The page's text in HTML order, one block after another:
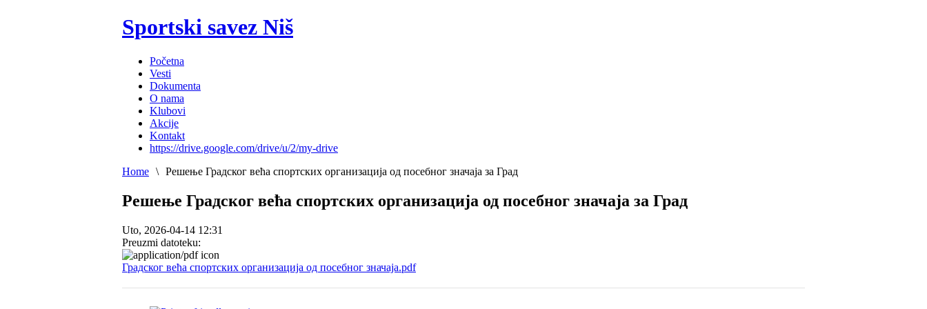
Sportski savez Niš
Početna
Vesti
Dokumenta
O nama
Klubovi
Akcije
Kontakt
https://drive.google.com/drive/u/2/my-drive
Home \ Решење Градског већа спортских организација од посебног значаја за Град
Решење Градског већа спортских организација од посебног значаја за Град
Uto, 2026-04-14 12:31
Preuzmi datoteku:
Градског већа спортских организација од посебног значаја.pdf